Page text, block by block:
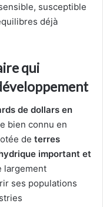
susceptible
déjà
qui
de dollars en
bien connu en
de terres
important et
largement
ses populations